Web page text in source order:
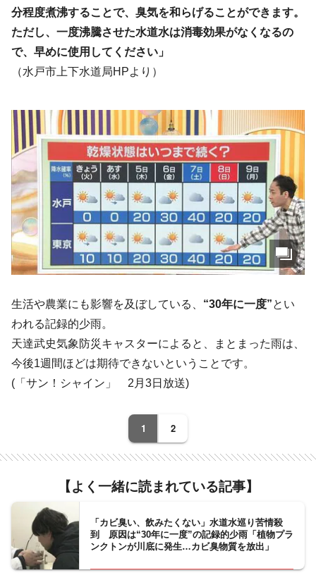
分程度煮沸することで、臭気を和らげることができます。
ただし、一度沸騰させた水道水は消毒効果がなくなるの
で、早めに使用してください」
（水戸市上下水道局HPより）
生活や農業にも影響を及ぼしている、 “30年に一度”とい
われる記録的少雨。
天達武史気象防災キャスターによると、まとまった雨は、
今後1週間ほどは期待できないということです。
(「サン！シャイン」 2月3日放送)
1 2
【よく一緒に読まれている記事】
「カビ臭い、飲みたくない」水道水巡り苦情殺
到 原因は“30年に一度”の記録的少雨「植物プラ
ンクトンが川底に発生…カビ臭物質を放出」